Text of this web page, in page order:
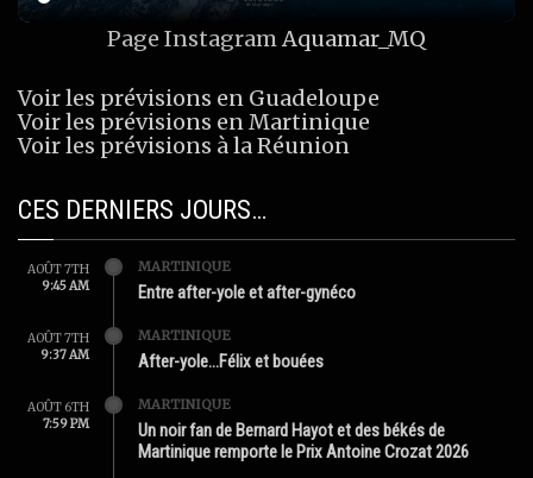
Page InstagramAquamar_MQ
Voir les prévisions en Guadeloupe
Voir les prévisions en Martinique
Voir les prévisions à la Réunion
CES DERNIERS JOURS…
AOÛT 7TH
9:45 AM
MARTINIQUE
Entre after-yole et after-gynéco
AOÛT 7TH
9:37 AM
MARTINIQUE
After-yole…Félix et bouées
AOÛT 6TH
7:59 PM
MARTINIQUE
Un noir fan de Bernard Hayot et des békés de
Martinique remporte le Prix Antoine Crozat 2026